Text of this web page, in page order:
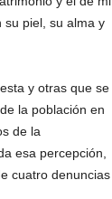
su piel, su alma y
y otras que se
la población en
de la
esa percepción,
cuatro denuncias